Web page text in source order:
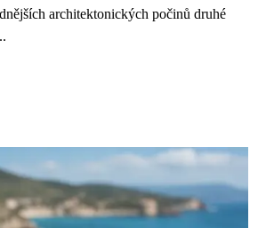
architektonických počinů druhé